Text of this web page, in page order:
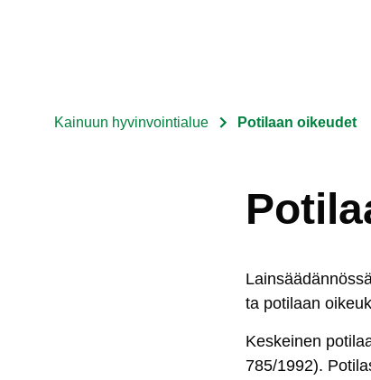
Kainuun hyvinvointialue Potilaan oikeudet
ta po­ti­laan
Kes­kei­nen
785/1992).